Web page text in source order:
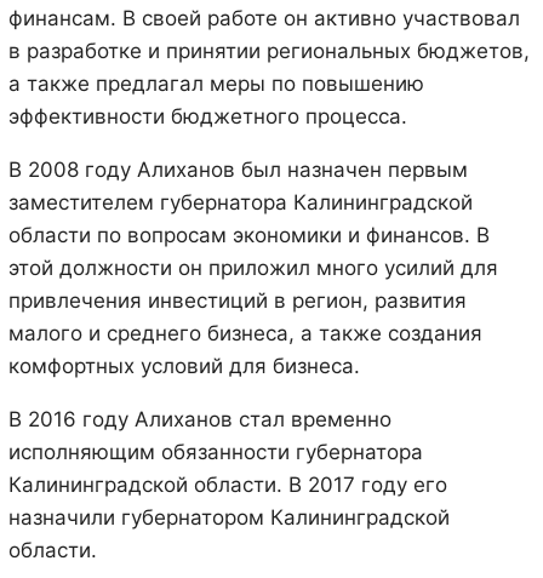
финансам. В своей работе он активно участвовал
в разработке и принятии региональных бюджетов,
а также предлагал меры по повышению
эффективности бюджетного процесса.
В 2008 году Алиханов был назначен первым
заместителем губернатора Калининградской
области по вопросам экономики и финансов. В
этой должности он приложил много усилий для
привлечения инвестиций в регион, развития
малого и среднего бизнеса, а также создания
комфортных условий для бизнеса.
В 2016 году Алиханов стал временно
исполняющим обязанности губернатора
Калининградской области. В 2017 году его
назначили губернатором Калининградской
области.